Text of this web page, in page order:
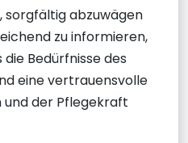
sorgfältig abzuwägen
zu informieren,
Bedürfnisse des
eine vertrauensvolle
und der Pflegekraft